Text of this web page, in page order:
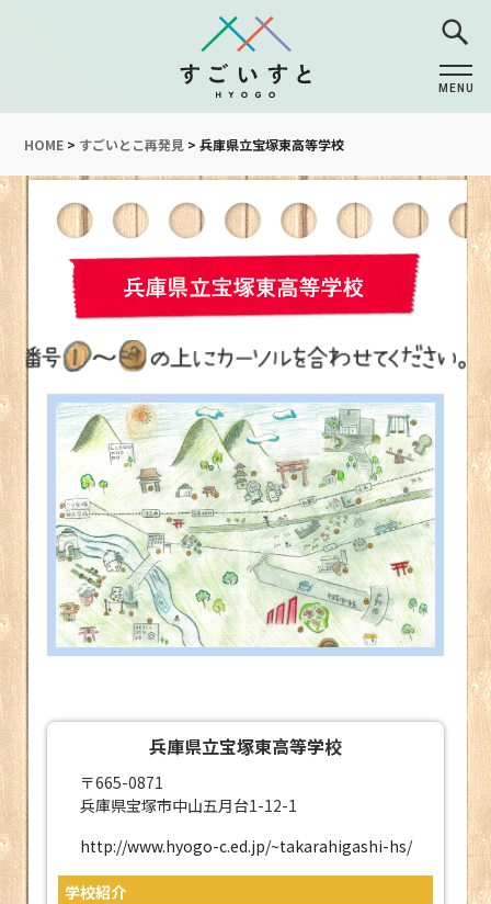
HOME > すごいとこ再発見 >兵庫県立宝塚東高等学校
兵庫県立宝塚東高等学校
〒665-0871
兵庫県宝塚市中山五月台1-12-1
http://www.hyogo-c.ed.jp/~takarahigashi-hs/
学校紹介
MENU